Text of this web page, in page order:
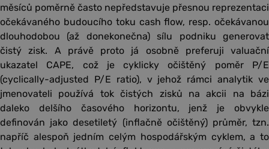
měsíců poměrně často nepředstavuje přesnou reprezentaci
očekávaného budoucího toku cash flow, resp. očekávanou
dlouhodobou (až donekonečna) sílu podniku generovat
čistý zisk. A právě proto já osobně preferuji valuační
ukazatel CAPE, což je cyklicky očištěný poměr P/E
(cyclically-adjusted P/E ratio), v jehož rámci analytik ve
jmenovateli používá tok čistých zisků na akcii na bázi
daleko delšího časového horizontu, jenž je obvykle
definován jako desetiletý (inflačně očištěný) průměr, tzn.
napříč alespoň jedním celým hospodářským cyklem, a to